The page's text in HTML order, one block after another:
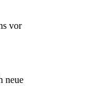
vor
neue